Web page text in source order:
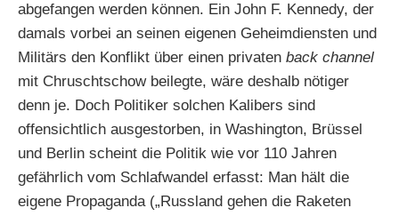
abgefangen werden können. Ein John F. Kennedy, der
damals vorbei an seinen eigenen Geheimdiensten und
Militärs den Konflikt über einen privaten back channel
mit Chruschtschow beilegte, wäre deshalb nötiger
denn je. Doch Politiker solchen Kalibers sind
offensichtlich ausgestorben, in Washington, Brüssel
und Berlin scheint die Politik wie vor 110 Jahren
gefährlich vom Schlafwandel erfasst: Man hält die
eigene Propaganda („Russland gehen die Raketen